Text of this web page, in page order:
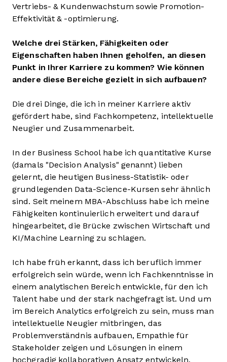
Vertriebs- & Kundenwachstum sowie Promotion-
Effektivität & -optimierung.
Welche drei Stärken, Fähigkeiten oder
Eigenschaften haben Ihnen geholfen, an diesen
Punkt in Ihrer Karriere zu kommen? Wie können
andere diese Bereiche gezielt in sich aufbauen?
Die drei Dinge, die ich in meiner Karriere aktiv
gefördert habe, sind Fachkompetenz, intellektuelle
Neugier und Zusammenarbeit.
In der Business School habe ich quantitative Kurse
(damals "Decision Analysis" genannt) lieben
gelernt, die heutigen Business-Statistik- oder
grundlegenden Data-Science-Kursen sehr ähnlich
sind. Seit meinem MBA-Abschluss habe ich meine
Fähigkeiten kontinuierlich erweitert und darauf
hingearbeitet, die Brücke zwischen Wirtschaft und
KI/Machine Learning zu schlagen.
Ich habe früh erkannt, dass ich beruflich immer
erfolgreich sein würde, wenn ich Fachkenntnisse in
einem analytischen Bereich entwickle, für den ich
Talent habe und der stark nachgefragt ist. Und um
im Bereich Analytics erfolgreich zu sein, muss man
intellektuelle Neugier mitbringen, das
Problemverständnis aufbauen, Empathie für
Stakeholder zeigen und Lösungen in einem
hochgradig kollaborativen Ansatz entwickeln.